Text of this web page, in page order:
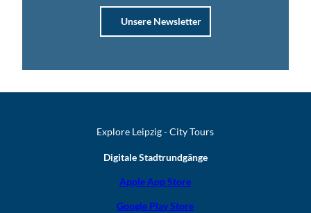
Unsere Newsletter
Explore Leipzig - City Tours
Digitale Stadtrundgänge
Apple App Store
Google Play Store